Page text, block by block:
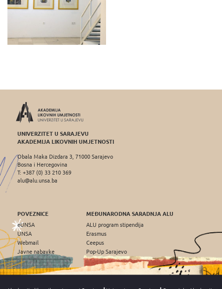
UNIVERZITET U SARAJEVU
AKADEMIJA LIKOVNIH UMJETNOSTI
Obala Maka Dizdara 3, 71000 Sarajevo
Bosna i Hercegovina
T: +387 (0) 33 210 369
alu@alu.unsa.ba
POVEZNICE
eUNSA
UNSA
Webmail
Javne nabavke
MEĐUNARODNA SARADNJA ALU
ALU program stipendija
Erasmus
Ceepus
Pop-Up Sarajevo